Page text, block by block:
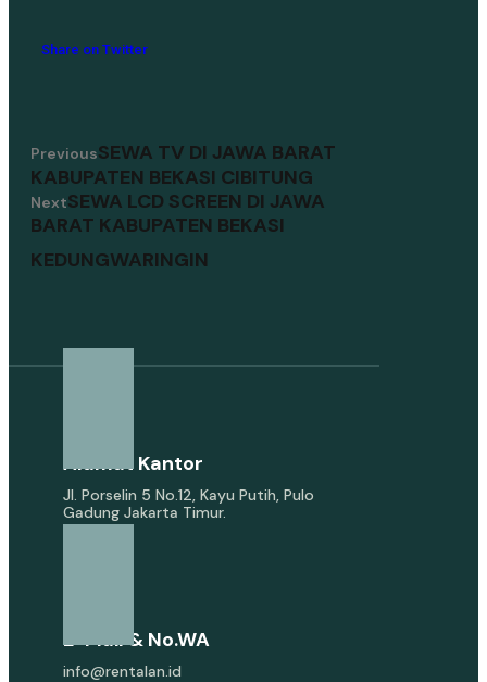
Share on Twitter
PreviousSEWA TV DI JAWA BARAT
KABUPATEN BEKASI CIBITUNG
NextSEWA LCD SCREEN DI JAWA
BARAT KABUPATEN BEKASI
KEDUNGWARINGIN
Alamat Kantor
Jl. Porselin 5 No.12, Kayu Putih, Pulo
Gadung Jakarta Timur.
E-Mail & No.WA
info@rentalan.id